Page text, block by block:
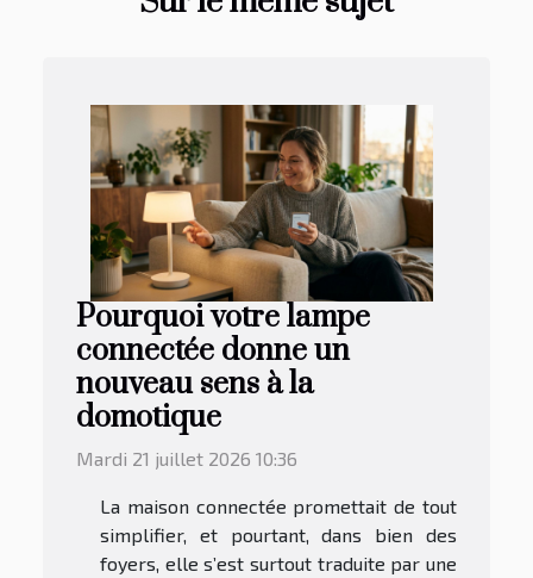
Pourquoi votre lampe
connectée donne un
nouveau sens à la
domotique
Mardi 21 juillet 2026 10:36
La maison connectée promettait de tout
simplifier, et pourtant, dans bien des
foyers, elle s’est surtout traduite par une